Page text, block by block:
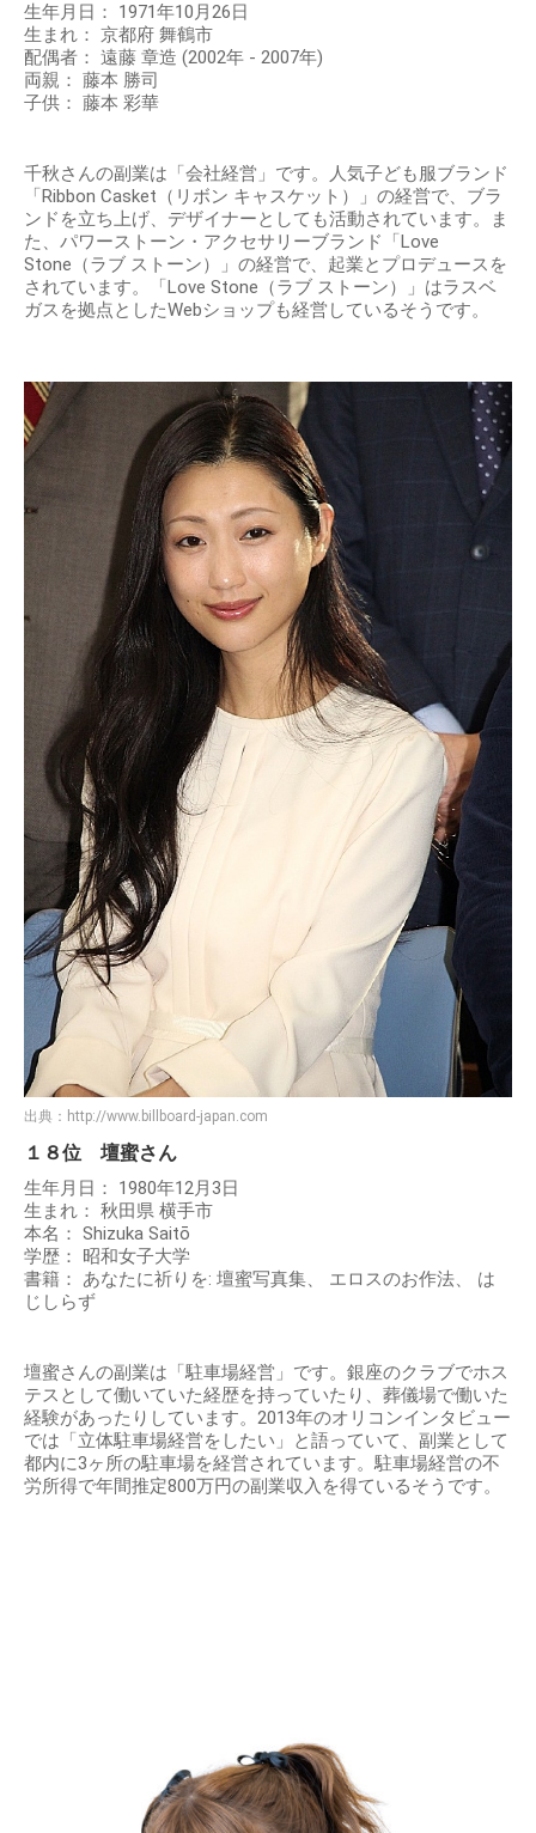
生年月日： 1971年10月26日
生まれ： 京都府 舞鶴市
配偶者： 遠藤 章造 (2002年 - 2007年)
両親： 藤本 勝司
子供： 藤本 彩華
千秋さんの副業は「会社経営」です。人気子ども服ブランド
「Ribbon Casket（リボン キャスケット）」の経営で、ブラ
ンドを立ち上げ、デザイナーとしても活動されています。ま
た、パワーストーン・アクセサリーブランド「Love
Stone（ラブ ストーン）」の経営で、起業とプロデュースを
されています。「Love Stone（ラブ ストーン）」はラスベ
ガスを拠点としたWebショップも経営しているそうです。
出典： http://www.billboard-japan.com
１８位 壇蜜さん
生年月日： 1980年12月3日
生まれ： 秋田県 横手市
本名： Shizuka Saitō
学歴： 昭和女子大学
書籍： あなたに祈りを: 壇蜜写真集、 エロスのお作法、 は
じしらず
壇蜜さんの副業は「駐車場経営」です。銀座のクラブでホス
テスとして働いていた経歴を持っていたり、葬儀場で働いた
経験があったりしています。2013年のオリコンインタビュー
では「立体駐車場経営をしたい」と語っていて、副業として
都内に3ヶ所の駐車場を経営されています。駐車場経営の不
労所得で年間推定800万円の副業収入を得ているそうです。